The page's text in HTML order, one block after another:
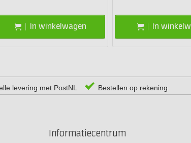
In winkelwagen In
levering met PostNL Bestellen op rekening
Informatiecentrum